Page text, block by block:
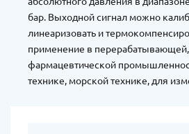
бар. Выходной сигнал можно
линеаризовать и
применение в
фармацевтической
технике, морской технике, для